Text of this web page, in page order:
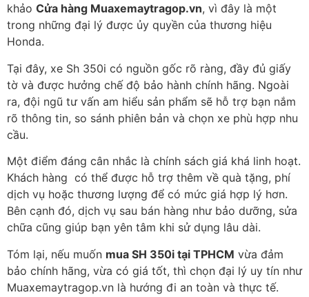
khảo Cửa hàng Muaxemaytragop.vn, vì đây là một
trong những đại lý được ủy quyền của thương hiệu
Honda.
Tại đây, xe Sh 350i có nguồn gốc rõ ràng, đầy đủ giấy
tờ và được hưởng chế độ bảo hành chính hãng. Ngoài
ra, đội ngũ tư vấn am hiểu sản phẩm sẽ hỗ trợ bạn nắm
rõ thông tin, so sánh phiên bản và chọn xe phù hợp nhu
cầu.
Một điểm đáng cân nhắc là chính sách giá khá linh hoạt.
Khách hàng có thể được hỗ trợ thêm về quà tặng, phí
dịch vụ hoặc thương lượng để có mức giá hợp lý hơn.
Bên cạnh đó, dịch vụ sau bán hàng như bảo dưỡng, sửa
chữa cũng giúp bạn yên tâm khi sử dụng lâu dài.
Tóm lại, nếu muốn mua SH 350i tại TPHCM vừa đảm
bảo chính hãng, vừa có giá tốt, thì chọn đại lý uy tín như
Muaxemaytragop.vn là hướng đi an toàn và thực tế.